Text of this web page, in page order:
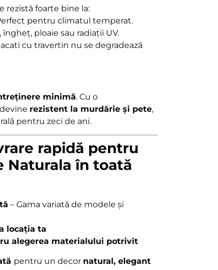
rezistă foarte bine la:
pentru climatul temperat.
ploaie sau radiații UV.
cu travertin nu se degradează
minimă. Cu o
rezistent la murdărie și pete,
pentru zeci de ani.
rapidă pentru
Naturala în toată
– Gama variată de modele și
locația ta
alegerea materialului potrivit
pentru un decor natural, elegant